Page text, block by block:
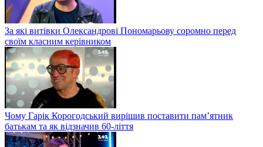
За які витівки Олександрові Пономарьову соромно перед
своїм класним керівником
Чому Гарік Корогодський вирішив поставити пам’ятник
батькам та як відзначив 60-ліття